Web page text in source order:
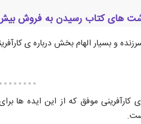
های کتاب رسیدن به فروش
و بسیار الهام بخش درباره ی
کارآفرینی موفق که از این ایده ها